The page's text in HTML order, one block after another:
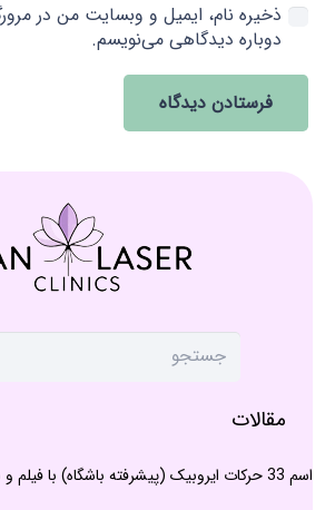
ذخیره نام، ایمیل و وبسایت من در
دوباره دیدگاهی می‌نویسم.
فرستادن دیدگاه
مقالات
اسم 33 حرکات ایروبیک (پیشرفته باشگاه) با فیلم و نکته